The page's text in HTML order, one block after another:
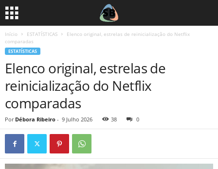
Início ESTATÍSTICAS
Elenco original, estrelas de reinicialização do Netflix
comparadas
ESTATÍSTICAS
Elenco original, estrelas de
reinicialização do Netflix
comparadas
Por Débora Ribeiro - 9 Julho 2026 38 0